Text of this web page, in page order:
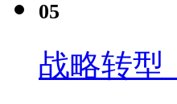
05
战略转型